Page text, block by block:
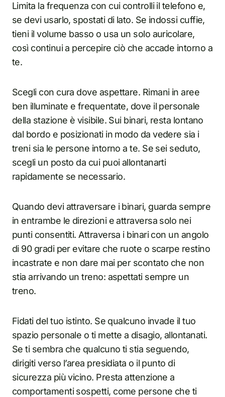
Limita la frequenza con cui controlli il telefono e,
se devi usarlo, spostati di lato. Se indossi cuffie,
tieni il volume basso o usa un solo auricolare,
così continui a percepire ciò che accade intorno a
te.
Scegli con cura dove aspettare. Rimani in aree
ben illuminate e frequentate, dove il personale
della stazione è visibile. Sui binari, resta lontano
dal bordo e posizionati in modo da vedere sia i
treni sia le persone intorno a te. Se sei seduto,
scegli un posto da cui puoi allontanarti
rapidamente se necessario.
Quando devi attraversare i binari, guarda sempre
in entrambe le direzioni e attraversa solo nei
punti consentiti. Attraversa i binari con un angolo
di 90 gradi per evitare che ruote o scarpe restino
incastrate e non dare mai per scontato che non
stia arrivando un treno: aspettati sempre un
treno.
Fidati del tuo istinto. Se qualcuno invade il tuo
spazio personale o ti mette a disagio, allontanati.
Se ti sembra che qualcuno ti stia seguendo,
dirigiti verso l’area presidiata o il punto di
sicurezza più vicino. Presta attenzione a
comportamenti sospetti, come persone che ti